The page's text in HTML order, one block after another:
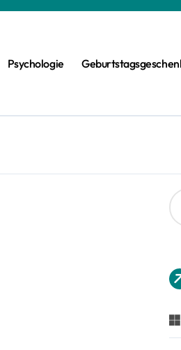
Psychologie
S
u
n
n
c